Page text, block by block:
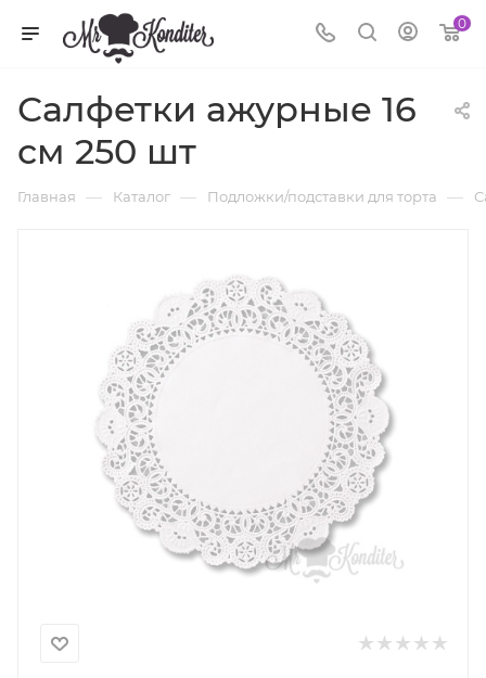
0
Салфетки ажурные 16
см 250 шт
Главная — Каталог — Подложки/подставки для торта —